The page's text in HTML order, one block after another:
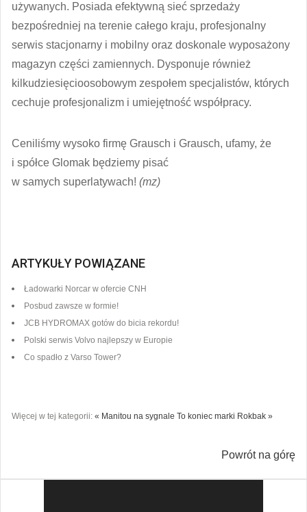
używanych. Posiada efektywną sieć sprzedaży
bezpośredniej na terenie całego kraju, profesjonalny
serwis stacjonarny i mobilny oraz doskonale wyposażony
magazyn części zamiennych. Dysponuje również
kilkudziesięcioosobowym zespołem specjalistów, których
cechuje profesjonalizm i umiejętność współpracy.
Ceniliśmy wysoko firmę Grausch i Grausch, ufamy, że
i spółce Glomak będziemy pisać
w samych superlatywach! (mz)
ARTYKUŁY POWIĄZANE
Ładowarki Norcar w ofercie CNH
Posbud zawsze w formie!
JCB HYDROMAX gotów do bicia rekordu!
Polski serwis Volvo najlepszy w Europie
Co spadło z Varso Tower?
Więcej w tej kategorii: « Manitou na sygnale To koniec marki Rokbak »
Powrót na górę